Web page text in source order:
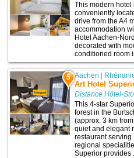
This modern hotel
conveniently
drive from the A4
accommodation
Hotel Aachen-
decorated with
conditioned room
5 Aachen |
Art Hotel
Distance Hôtel-
This 4-star
forest in the
(approx. 3 km
quiet and elegant
restaurant
regional
Superior provides ...